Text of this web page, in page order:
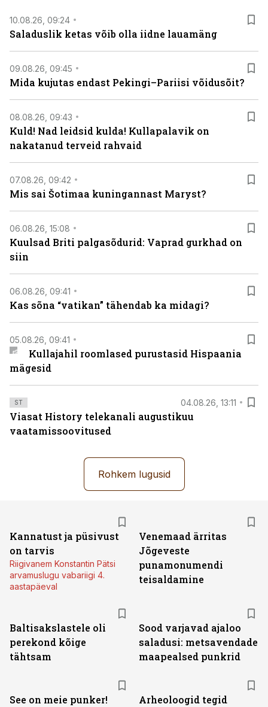
10.08.26, 09:24
Saladuslik ketas võib olla iidne lauamäng
09.08.26, 09:45
Mida kujutas endast Pekingi–Pariisi võidusõit?
08.08.26, 09:43
Kuld! Nad leidsid kulda! Kullapalavik on
nakatanud terveid rahvaid
07.08.26, 09:42
Mis sai Šotimaa kuningannast Maryst?
06.08.26, 15:08
Kuulsad Briti palgasõdurid: Vaprad gurkhad on
siin
06.08.26, 09:41
Kas sõna “vatikan” tähendab ka midagi?
05.08.26, 09:41
Kullajahil roomlased purustasid Hispaania
mägesid
ST 04.08.26, 13:11
Viasat History telekanali augustikuu
vaatamissoovitused
Rohkem lugusid
Kannatust ja püsivust
on tarvis
Riigivanem Konstantin Pätsi
arvamuslugu vabariigi 4.
aastapäeval
Venemaad ärritas
Jõgeveste
punamonumendi
teisaldamine
Baltisakslastele oli
perekond kõige
tähtsam
Sood varjavad ajaloo
saladusi: metsavendade
maapealsed punkrid
See on meie punker! Arheoloogid tegid